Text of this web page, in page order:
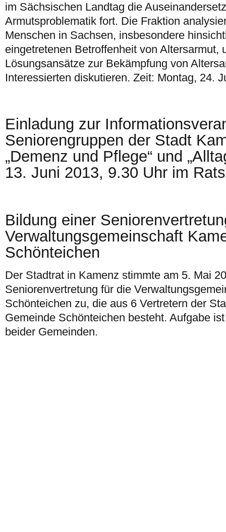
im Sächsischen Landtag die
Armutsproblematik fort. Die Fraktion
Menschen in Sachsen, insbesondere
eingetretenen Betroffenheit von Altersarmut,
Lösungsansätze zur Bekämpfung von
Interessierten diskutieren. Zeit: Montag, 24.
Einladung zur
Seniorengruppen der Stadt
„Demenz und Pflege“ und
13. Juni 2013, 9.30 Uhr im
Bildung einer
Verwaltungsgemeinschaft
Schönteichen
Der Stadtrat in Kamenz stimmte am 5. Mai
Seniorenvertretung für die
Schönteichen zu, die aus 6 Vertretern der
Gemeinde Schönteichen besteht. Aufgabe
beider Gemeinden.